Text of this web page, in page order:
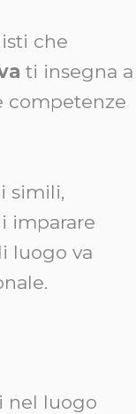
che
ti insegna a
competenze
simili,
imparare
luogo va
nel luogo